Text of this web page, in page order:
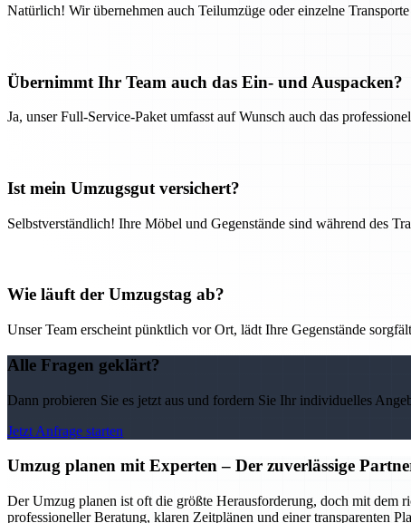
Natürlich! Wir übernehmen auch Teilumzüge oder einzelne
Übernimmt Ihr Team auch das Ein- und Auspacken?
Ja, unser Full-Service-Paket umfasst auf Wunsch auch das
Ist mein Umzugsgut versichert?
Selbstverständlich! Ihre Möbel und Gegenstände sind während des
Wie läuft der Umzugstag ab?
Unser Team erscheint pünktlich vor Ort, lädt Ihre Gegenstände
Alle Fragen geklärt?
Dann probieren Sie es jetzt aus und fordern Sie Ihr individuelles
Jetzt Anfrage starten
Umzug planen mit Experten – Der zuverlässige
Der Umzug planen ist oft die größte Herausforderung, doch mit dem
professioneller Beratung, klaren Zeitplänen und einer transparenten